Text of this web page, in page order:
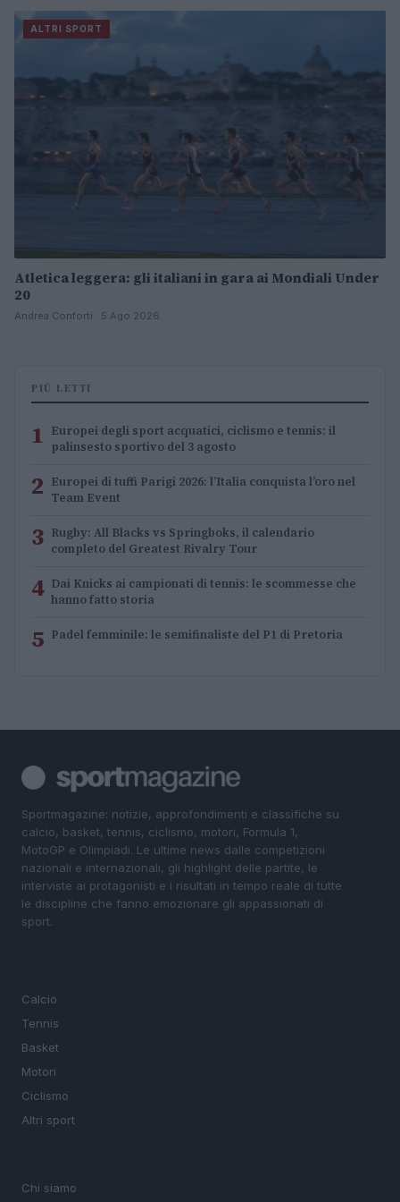
ALTRI SPORT
Atletica leggera: gli italiani in gara ai Mondiali Under
20
Andrea Conforti · 5 Ago 2026
PIÙ LETTI
1 Europei degli sport acquatici, ciclismo e tennis: il
palinsesto sportivo del 3 agosto
2 Europei di tuffi Parigi 2026: l’Italia conquista l’oro nel
Team Event
3 Rugby: All Blacks vs Springboks, il calendario
completo del Greatest Rivalry Tour
4 Dai Knicks ai campionati di tennis: le scommesse che
hanno fatto storia
5 Padel femminile: le semifinaliste del P1 di Pretoria
Sportmagazine: notizie, approfondimenti e classifiche su
calcio, basket, tennis, ciclismo, motori, Formula 1,
MotoGP e Olimpiadi. Le ultime news dalle competizioni
nazionali e internazionali, gli highlight delle partite, le
interviste ai protagonisti e i risultati in tempo reale di tutte
le discipline che fanno emozionare gli appassionati di
sport.
Calcio
Tennis
Basket
Motori
Ciclismo
Altri sport
Chi siamo